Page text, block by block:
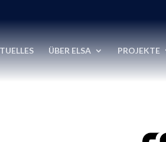
ÜBER ELSA PROJEKTE